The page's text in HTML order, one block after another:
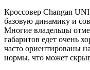
Кроссовер Changan
базовую динамику и
Многие владельцы
габаритов едет очень
часто ориентированы
нормы, что может